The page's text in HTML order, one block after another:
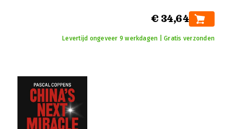
€ 34,64
Levertijd ongeveer 9 werkdagen | Gratis verzonden